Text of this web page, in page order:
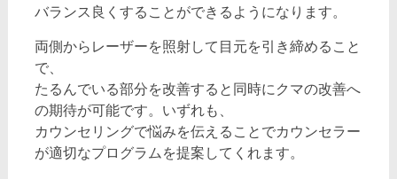
バランス良くすることができるようになります。
両側からレーザーを照射して目元を引き締めること
で、
たるんでいる部分を改善すると同時にクマの改善へ
の期待が可能です。いずれも、
カウンセリングで悩みを伝えることでカウンセラー
が適切なプログラムを提案してくれます。